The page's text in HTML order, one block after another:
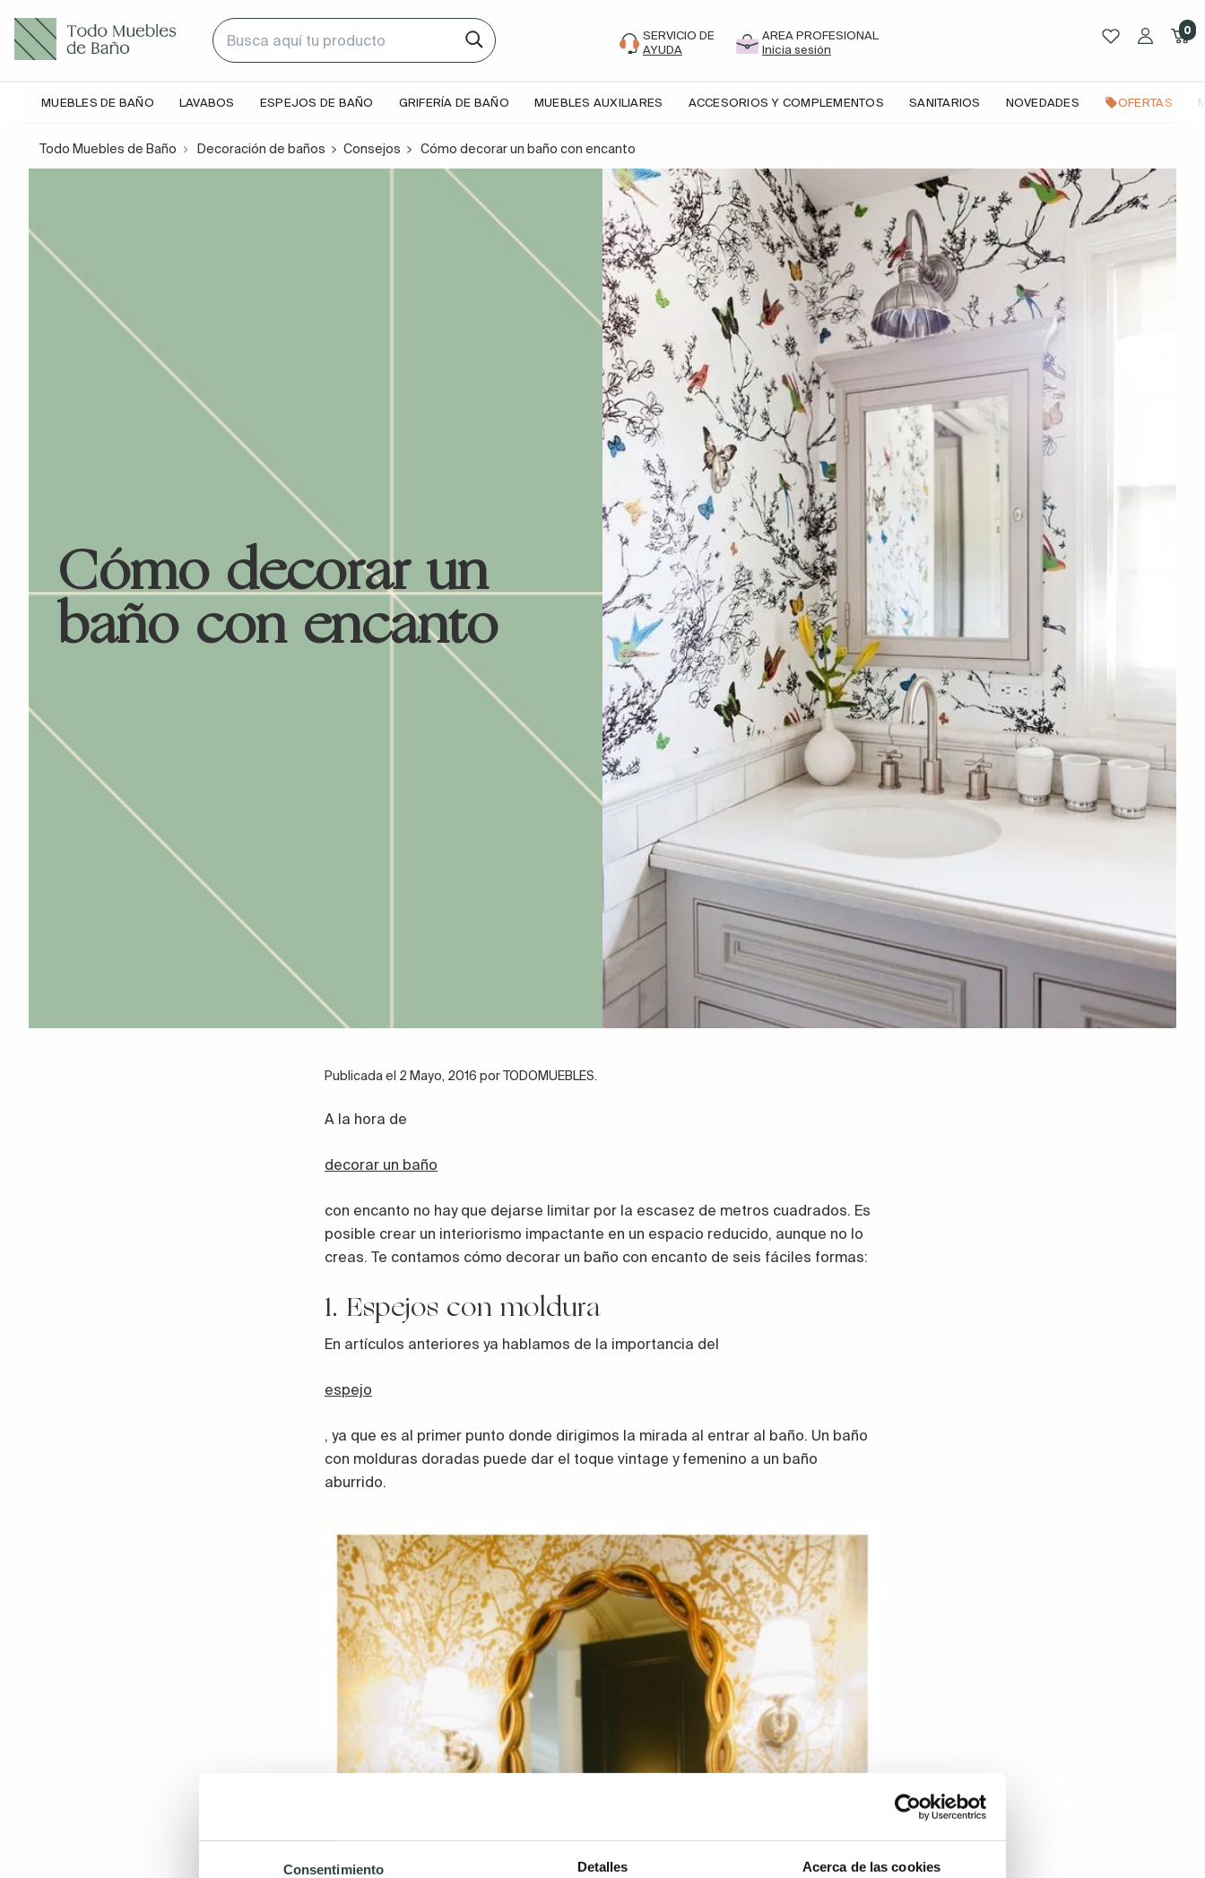
Consentimiento Detalles Acerca de las cookies
SERVICIO DE
AYUDA
AREA PROFESIONAL
Inicia sesión
0
MUEBLES DE BAÑO LAVABOS ESPEJOS DE BAÑO GRIFERÍA DE BAÑO MUEBLES AUXILIARES ACCESORIOS Y COMPLEMENTOS SANITARIOS NOVEDADES OFERTAS
Todo Muebles de Baño Decoración de baños Consejos Cómo decorar un baño con encanto
Cómo decorar un
baño con encanto
Publicada el 2 Mayo, 2016 por TODOMUEBLES.
A la hora de
decorar un baño
con encanto no hay que dejarse limitar por la escasez de metros cuadrados. Es
posible crear un interiorismo impactante en un espacio reducido, aunque no lo
creas. Te contamos cómo decorar un baño con encanto de seis fáciles formas:
1. Espejos con moldura
En artículos anteriores ya hablamos de la importancia del
espejo
, ya que es al primer punto donde dirigimos la mirada al entrar al baño. Un baño
con molduras doradas puede dar el toque vintage y femenino a un baño
aburrido.